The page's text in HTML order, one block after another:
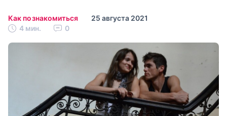
Как познакомиться
25 августа 2021
4 мин.
0